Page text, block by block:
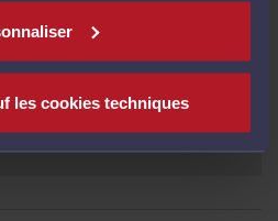
les cookies techniques
VIDÉO
ÉCRITE